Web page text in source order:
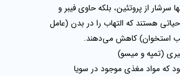
سرشار از پروتئین، بلکه حاوی فیبر و
هستند که التهاب را در بدن (عامل
استخوان) کاهش می‌دهند.
که مواد مغذی موجود در سویا